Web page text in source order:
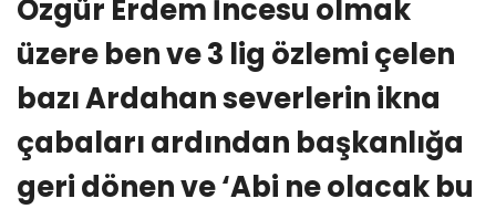
Özgür Erdem İncesu olmak
üzere ben ve 3 lig özlemi çelen
bazı Ardahan severlerin ikna
çabaları ardından başkanlığa
geri dönen ve ‘Abi ne olacak bu